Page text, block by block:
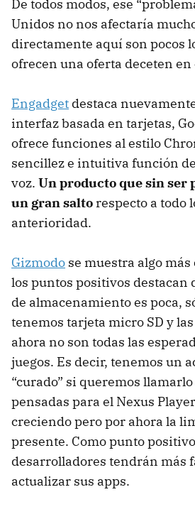
De todos modos, ese
Unidos no nos afectaría
directamente aquí son pocos
ofrecen una oferta deceten en
Engadget destaca
interfaz basada en tarjetas,
ofrece funciones al estilo
sencillez e intuitiva función
voz. Un producto que sin ser
un gran salto respecto a todo
anterioridad.
Gizmodo se muestra algo
los puntos positivos destacan
de almacenamiento es poca,
tenemos tarjeta micro SD y
ahora no son todas las
juegos. Es decir, tenemos un
“curado” si queremos
pensadas para el Nexus
creciendo pero por ahora la
presente. Como punto
desarrolladores tendrán más
actualizar sus apps.